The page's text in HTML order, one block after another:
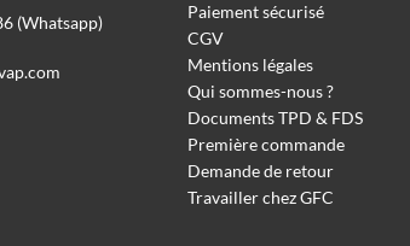
(Whatsapp)
Paiement sécurisé
CGV
Mentions légales
Qui sommes-nous ?
Documents TPD & FDS
Première commande
Demande de retour
Travailler chez GFC